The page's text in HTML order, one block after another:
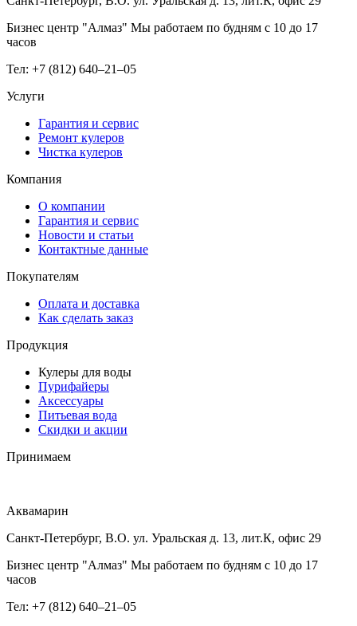
Бизнес центр "Алмаз" Мы работаем по будням с 10 до 17
часов
Тел: +7 (812) 640–21–05
Услуги
Гарантия и сервис
Ремонт кулеров
Чистка кулеров
Компания
О компании
Гарантия и сервис
Новости и статьи
Контактные данные
Покупателям
Оплата и доставка
Как сделать заказ
Продукция
Кулеры для воды
Пурифайеры
Аксессуары
Питьевая вода
Скидки и акции
Принимаем
Аквамарин
Санкт-Петербург, В.О. ул. Уральская д. 13, лит.К, офис 29
Бизнес центр "Алмаз" Мы работаем по будням с 10 до 17
часов
Тел: +7 (812) 640–21–05